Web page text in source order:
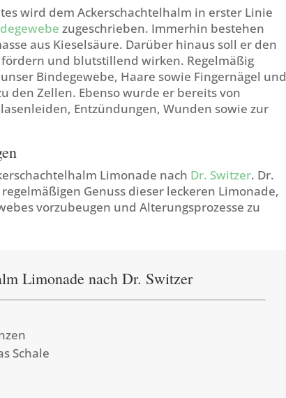
wird dem Ackerschachtelhalm in erster Linie
zugeschrieben. Immerhin bestehen
aus Kieselsäure. Darüber hinaus soll er den
und blutstillend wirken. Regelmäßig
Bindegewebe, Haare sowie Fingernägel und
den Zellen. Ebenso wurde er bereits von
Entzündungen, Wunden sowie zur
Limonade nach Dr. Switzer. Dr.
Genuss dieser leckeren Limonade,
vorzubeugen und Alterungsprozesse zu
Limonade nach Dr. Switzer
Schale